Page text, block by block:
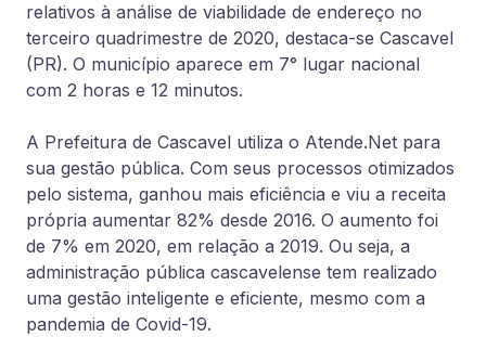
relativos à análise de viabilidade de endereço no
terceiro quadrimestre de 2020, destaca-se Cascavel
(PR). O município aparece em 7° lugar nacional
com 2 horas e 12 minutos.
A Prefeitura de Cascavel utiliza o Atende.Net para
sua gestão pública. Com seus processos otimizados
pelo sistema, ganhou mais eficiência e viu a receita
própria aumentar 82% desde 2016. O aumento foi
de 7% em 2020, em relação a 2019. Ou seja, a
administração pública cascavelense tem realizado
uma gestão inteligente e eficiente, mesmo com a
pandemia de Covid-19.